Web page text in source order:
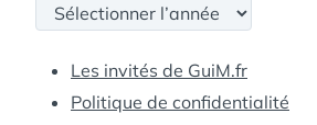
Archives
Les invités de GuiM.fr
Politique de confidentialité